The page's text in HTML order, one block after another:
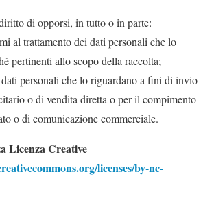
di opporsi, in tutto o in parte:
al trattamento dei dati personali che lo
pertinenti allo scopo della raccolta;
personali che lo riguardano a fini di invio
o di vendita diretta o per il compimento
o di comunicazione commerciale.
Licenza Creative
licenses/by-nc-